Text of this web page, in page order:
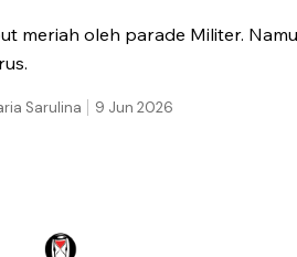
meriah oleh parade Militer.
9 Jun 2026
Sarulina